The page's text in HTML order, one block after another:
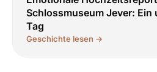
Schlossmuseum Jever:
Tag
Geschichte lesen →